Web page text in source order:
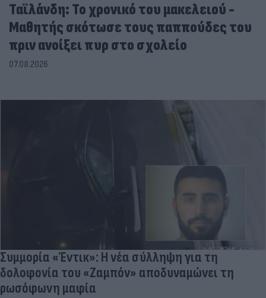
Ταϊλάνδη: Το χρονικό του μακελειού -
Μαθητής σκότωσε τους παππούδες του
πριν ανοίξει πυρ στο σχολείο
07.08.2026
Συμμορία «Έντικ»: Η νέα σύλληψη για τη
δολοφονία του «Ζαμπόν» αποδυναμώνει τη
ρωσόφωνη μαφία